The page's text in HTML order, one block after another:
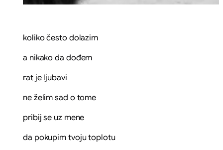
koliko često dolazim
a nikako da dođem
rat je ljubavi
ne želim sad o tome
pribij se uz mene
da pokupim tvoju toplotu